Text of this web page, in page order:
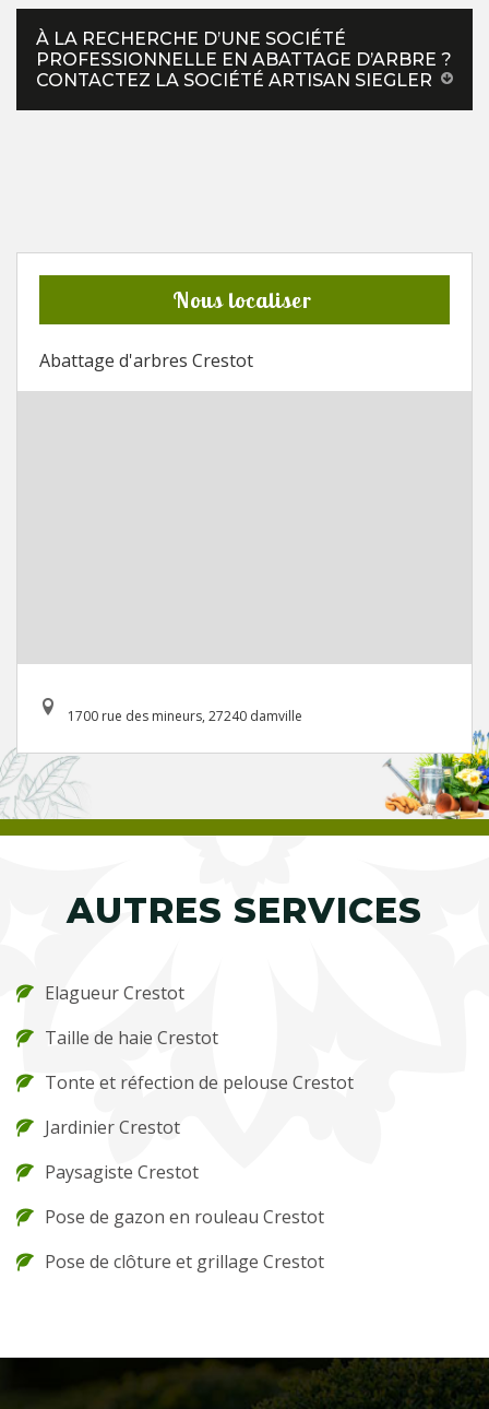
À LA RECHERCHE D’UNE SOCIÉTÉ
PROFESSIONNELLE EN ABATTAGE D’ARBRE ?
CONTACTEZ LA SOCIÉTÉ ARTISAN SIEGLER
Nous localiser
Abattage d'arbres Crestot
1700 rue des mineurs, 27240 damville
AUTRES SERVICES
Elagueur Crestot
Taille de haie Crestot
Tonte et réfection de pelouse Crestot
Jardinier Crestot
Paysagiste Crestot
Pose de gazon en rouleau Crestot
Pose de clôture et grillage Crestot